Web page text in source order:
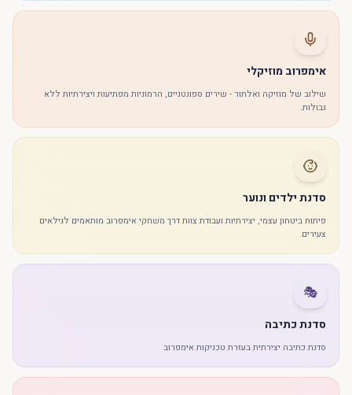
אימפרוב מוזיקלי
שילוב של מוזיקה ואלתור - שירים ספונטניים, הרמוניות מפתיעות ויצירתיות ללא
גבולות.
סדנת ילדים ונוער
פיתוח ביטחון עצמי, יצירתיות ועבודת צוות דרך משחקי אימפרוב מותאמים לגילאים
צעירים.
🎭
סדנת כתיבה
סדנת כתיבה יצירתית בעזרת טכניקות אימפרוב